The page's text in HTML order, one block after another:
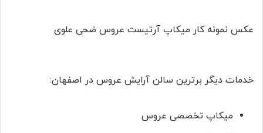
عکس نمونه کار میکاپ آرتیست عروس ضحی علوی
خدمات دیگر برترین سالن آرایش عروس در اصفهان:
میکاپ تخصصی عروس